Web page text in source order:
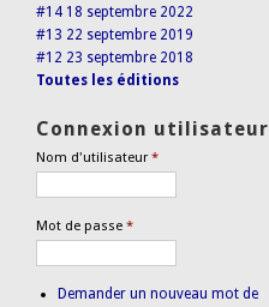
#14 18 septembre 2022
#13 22 septembre 2019
#12 23 septembre 2018
Toutes les éditions
Connexion utilisateur
Nom d'utilisateur*
Mot de passe *
Demander un nouveau mot de